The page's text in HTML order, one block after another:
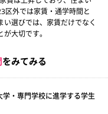
区外では家賃・通学時間と
選びでは、家賃だけでなく
大切です。
をみてみる
学・専門学校に進学する学生